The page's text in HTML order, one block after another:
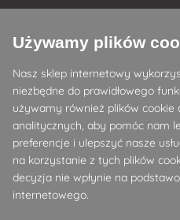
Zawsze służymy
Reklamacje są
85% towarów w
Używamy plików
Nasz sklep internetowy
niezbędne do prawidłowego
używamy również plików cookie
analitycznych, aby pomóc nam
preferencje i ulepszyć nasze
na korzystanie z tych plików
decyzja nie wpłynie na
internetowego.